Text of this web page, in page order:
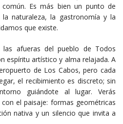
Es más bien un punto de
naturaleza, la gastronomía y la
que existe.
las afueras del pueblo de Todos
espíritu artístico y alma relajada. A
de Los Cabos, pero cada
el recibimiento es discreto; sin
guiándote al lugar. Verás
el paisaje: formas geométricas
nativa y un silencio que invita a